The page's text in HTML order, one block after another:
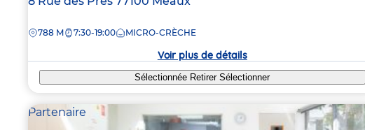
la
DISTANCE
788 M 7:30-19:00 MICRO-CRÈCHE
Voir plus de détails
Sélectionnée RetirerSélectionner
Partenaire